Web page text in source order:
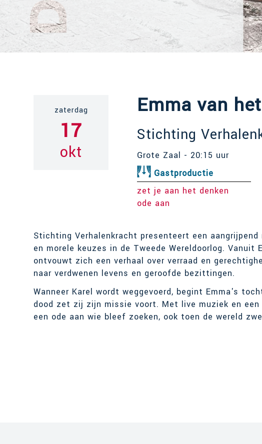
zaterdag
17
okt
Emma van
Stichting
Grote Zaal - 20:15 uur
Gastproductie
zet je aan het denken
ode aan
Stichting Verhalenkracht presenteert een
en morele keuzes in de Tweede Wereldoorlog. Vanuit
ontvouwt zich een verhaal over verraad en
naar verdwenen levens en geroofde bezittingen.
Wanneer Karel wordt weggevoerd, begint Emma's
dood zet zij zijn missie voort. Met live muziek en
een ode aan wie bleef zoeken, ook toen de wereld